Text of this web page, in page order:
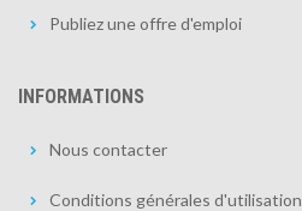
Publiez une offre d'emploi
INFORMATIONS
Nous contacter
Conditions générales d'utilisation